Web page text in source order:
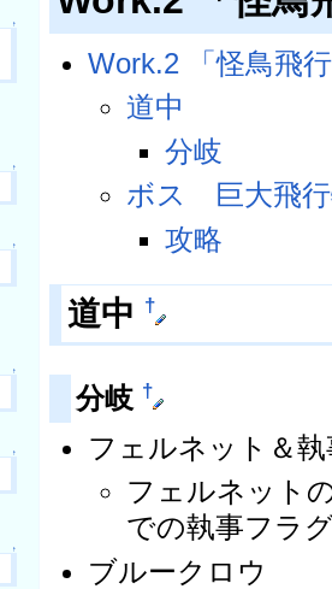
↑
↑
↑
↑
↑
↑
Work.2 「怪鳥飛
道中
分岐
ボス 巨大飛
攻略
道中 †
分岐 †
フェルネット＆
フェルネット
での執事フラ
ブルークロウ